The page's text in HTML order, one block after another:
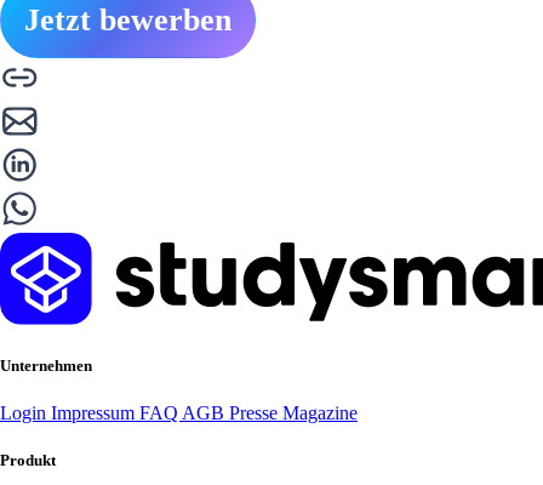
Jetzt bewerben
Unternehmen
Login Impressum FAQ AGB Presse Magazine
Produkt